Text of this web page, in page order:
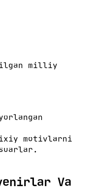
milliy
motivlarni
Va